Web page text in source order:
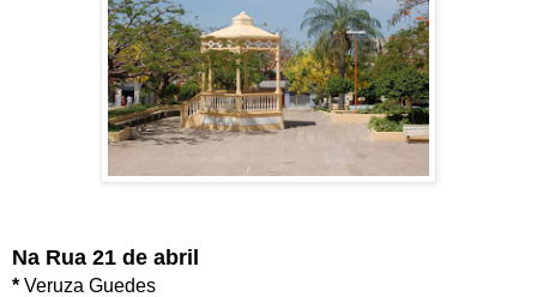
Na Rua 21 de abril
* Veruza Guedes